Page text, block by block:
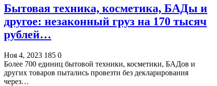
Бытовая техника, косметика, БАДы и
другое: незаконный груз на 170 тысяч
рублей…
Ноя 4, 2023 185 0
Более 700 единиц бытовой техники, косметики, БАДов и
других товаров пытались провезти без декларирования
через…